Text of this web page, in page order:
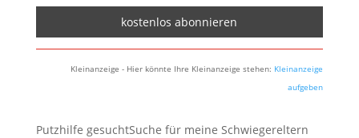
Kleinanzeige - Hier könnte Ihre Kleinanzeige stehen: Kleinanzeige
aufgeben
Putzhilfe gesuchtSuche für meine Schwiegereltern